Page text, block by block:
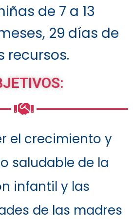
de 7 a 13
29 días de
recursos.
el crecimiento y
saludable de la
infantil y las
de las madres